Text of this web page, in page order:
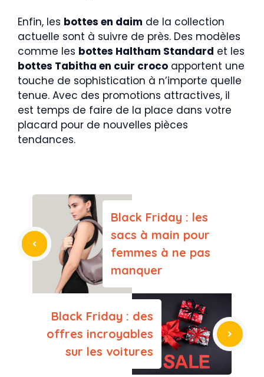
Enfin, les bottes en daim de la collection
actuelle sont à suivre de près. Des modèles
comme les bottes Haltham Standard et les
bottes Tabitha en cuir croco apportent une
touche de sophistication à n’importe quelle
tenue. Avec des promotions attractives, il
est temps de faire de la place dans votre
placard pour de nouvelles pièces
tendances.
Black Friday : les
sacs à main pour
femmes à ne pas
manquer
Black Friday : des
offres incroyables
sur les voitures